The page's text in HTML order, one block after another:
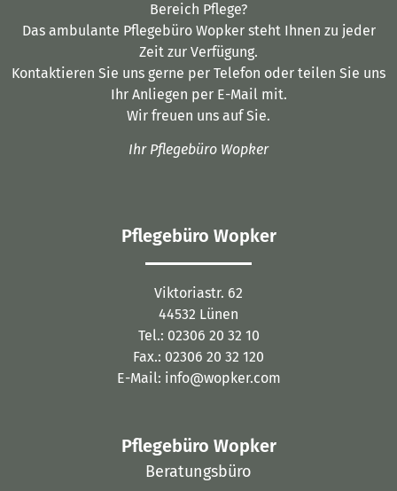
Bereich Pflege?
Das ambulante Pflegebüro Wopker steht Ihnen zu jeder
Zeit zur Verfügung.
Kontaktieren Sie uns gerne per Telefon oder teilen Sie uns
Ihr Anliegen per E-Mail mit.
Wir freuen uns auf Sie.
Ihr Pflegebüro Wopker
Pflegebüro Wopker
Viktoriastr. 62
44532 Lünen
Tel.: 02306 20 32 10
Fax.: 02306 20 32 120
E-Mail: info@wopker.com
Pflegebüro Wopker
Beratungsbüro